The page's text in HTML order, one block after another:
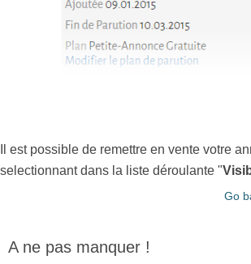
Il est possible de remettre en vente votre
selectionnant dans la liste déroulante "
Go
A ne pas manquer !